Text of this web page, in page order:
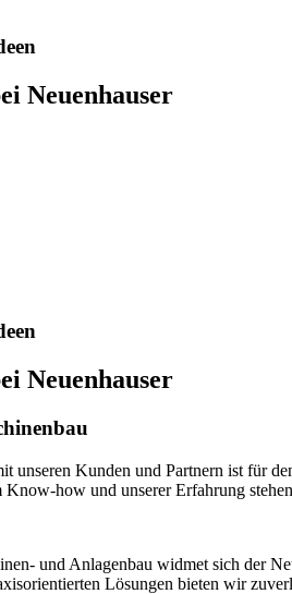
Neuenhauser
Neuenhauser
unseren Kunden und Partnern ist für
how und unserer Erfahrung
und Anlagenbau widmet sich der
Lösungen bieten wir